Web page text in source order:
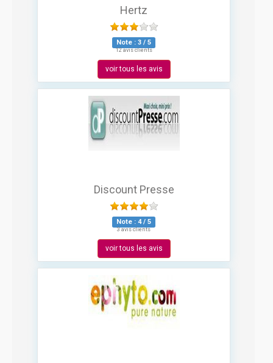
Hertz
Note : 3 / 5
12 avis clients
voir tous les avis
Discount Presse
Note : 4/ 5
3 avis clients
voir tous les avis